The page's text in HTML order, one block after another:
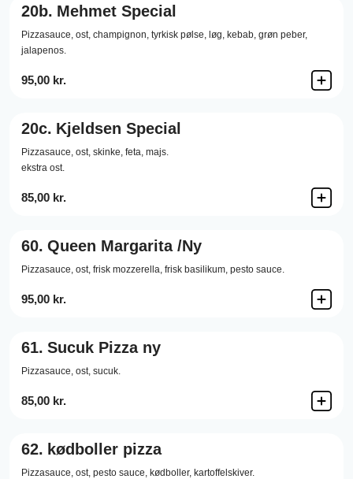
20b. Mehmet Special
Pizzasauce, ost, champignon, tyrkisk pølse, løg, kebab, grøn peber,
jalapenos.
95,00 kr.
20c. Kjeldsen Special
Pizzasauce, ost, skinke, feta, majs.
ekstra ost.
85,00 kr.
60. Queen Margarita /Ny
Pizzasauce, ost, frisk mozzerella, frisk basilikum, pesto sauce.
95,00 kr.
61. Sucuk Pizza ny
Pizzasauce, ost, sucuk.
85,00 kr.
62. kødboller pizza
Pizzasauce, ost, pesto sauce, kødboller, kartoffelskiver.